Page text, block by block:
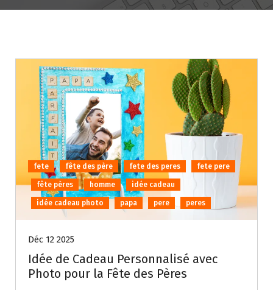
fete fête des père fete des peres fete pere
fête pères homme idée cadeau
idée cadeau photo papa pere peres
Déc 12 2025
Idée de Cadeau Personnalisé avec
Photo pour la Fête des Pères